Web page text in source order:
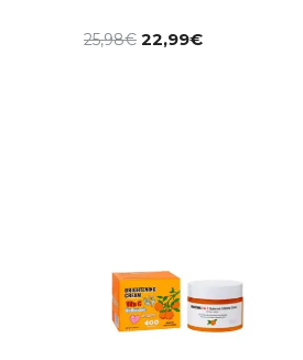
25,98€ 22,99€